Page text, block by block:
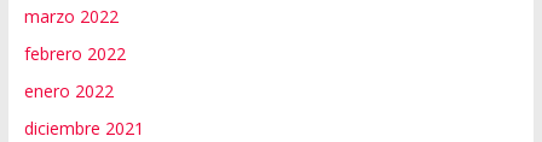
marzo 2022
febrero 2022
enero 2022
diciembre 2021